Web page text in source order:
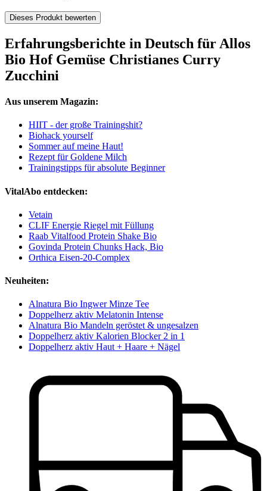
Dieses Produkt bewerten
Erfahrungsberichte in Deutsch für Allos
Bio Hof Gemüse Christianes Curry
Zucchini
Aus unserem Magazin:
HIIT - der große Trainingshit?
Biohack yourself
Sommer auf meine Haut!
Rezept für Goldene Milch
Trainingstipps für absolute Beginner
VitalAbo entdecken:
Vetain
CLIF Energie Riegel mit Füllung
Raab Vitalfood Protein Shake Bio
Govinda Protein Chunks Hack, Bio
Orthica Eisen-20-Complex
Neuheiten:
Alnatura Bio Ingwer Minze Tee
Doppelherz aktiv Melatonin Intense
Alnatura Bio Mandeln geröstet & ungesalzen
Doppelherz aktiv Kalorien Blocker 2 in 1
Doppelherz aktiv Haut + Haare + Nägel